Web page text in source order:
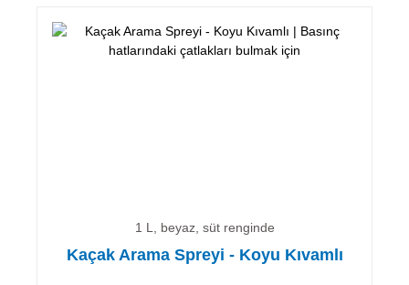
1 L, beyaz, süt renginde
Kaçak Arama Spreyi - Koyu Kıvamlı